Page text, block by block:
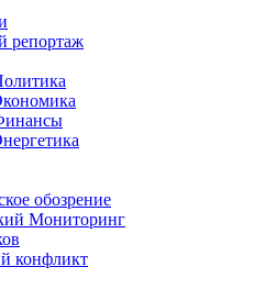
репортаж
обозрение
Мониторинг
конфликт